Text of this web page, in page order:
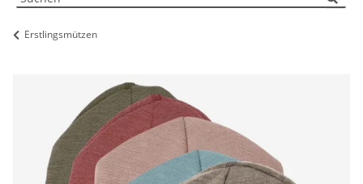
Erstlingsmützen